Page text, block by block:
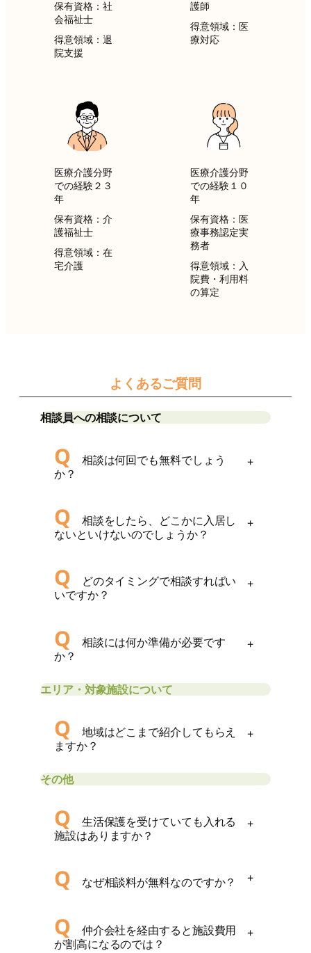
保有資格：社
会福祉士
得意領域： 退
院支援
護師
得意領域：医
療対応
医療介護分野
での経験２３
年
保有資格：介
護福祉士
得意領域：在
宅介護
医療介護分野
での経験１０
年
保有資格：医
療事務認定実
務者
得意領域：入
院費・利用料
の算定
よくあるご質問
相談員への相談について
Q 相談は何回でも無料でしょう
か？
+
Q 相談をしたら、どこかに入居し
ないといけないのでしょうか？
+
Q どのタイミングで相談すればい
いですか？
+
Q 相談には何か準備が必要です
か？
+
エリア・対象施設について
Q 地域はどこまで紹介してもらえ
ますか？
+
その他
Q 生活保護を受けていても入れる
施設はありますか？
+
Q なぜ相談料が無料なのですか？ +
Q 仲介会社を経由すると施設費用
が割高になるのでは？
+